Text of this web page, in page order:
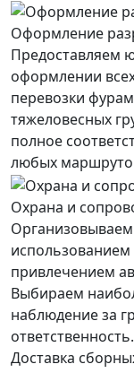
Оформление
Предоставляем
оформлении
перевозки
тяжеловесных
полное
любых
Охрана и
Организовываем
использованием
привлечением
Выбираем
наблюдение за
ответственность.
Доставка